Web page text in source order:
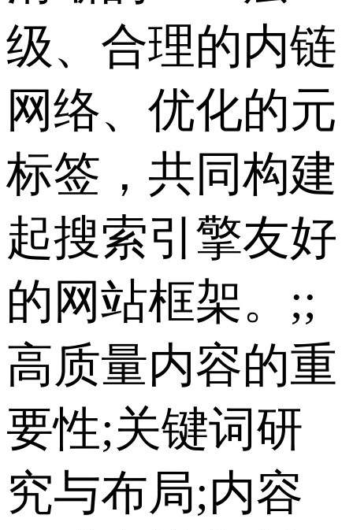
级、合理的内链
网络、优化的元
标签，共同构建
起搜索引擎友好
的网站框架。;;
高质量内容的重
要性;关键词研
究与布局;内容